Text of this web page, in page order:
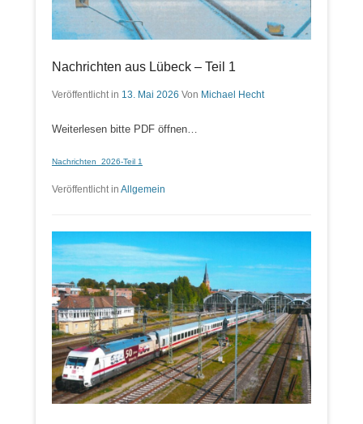
Nachrichten aus Lübeck – Teil 1
Veröffentlicht in 13. Mai 2026 Von Michael Hecht
Weiterlesen bitte PDF öffnen…
Nachrichten_2026-Teil 1
Veröffentlicht in Allgemein